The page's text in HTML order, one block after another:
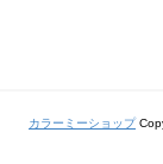
カラーミーショップ